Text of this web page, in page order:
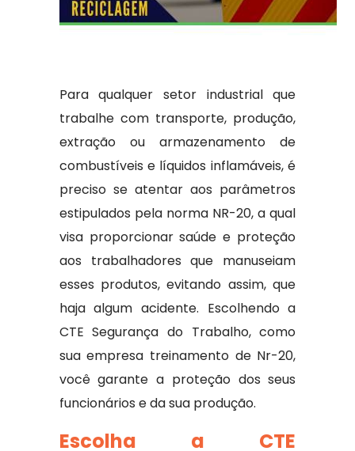
Para qualquer setor industrial que
trabalhe com transporte, produção,
extração ou armazenamento de
combustíveis e líquidos inflamáveis, é
preciso se atentar aos parâmetros
estipulados pela norma NR-20, a qual
visa proporcionar saúde e proteção
aos trabalhadores que manuseiam
esses produtos, evitando assim, que
haja algum acidente. Escolhendo a
CTE Segurança do Trabalho, como
sua empresa treinamento de Nr-20,
você garante a proteção dos seus
funcionários e da sua produção.
Escolha a CTE